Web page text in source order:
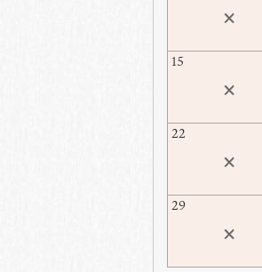
×
15
×
22
×
29
×